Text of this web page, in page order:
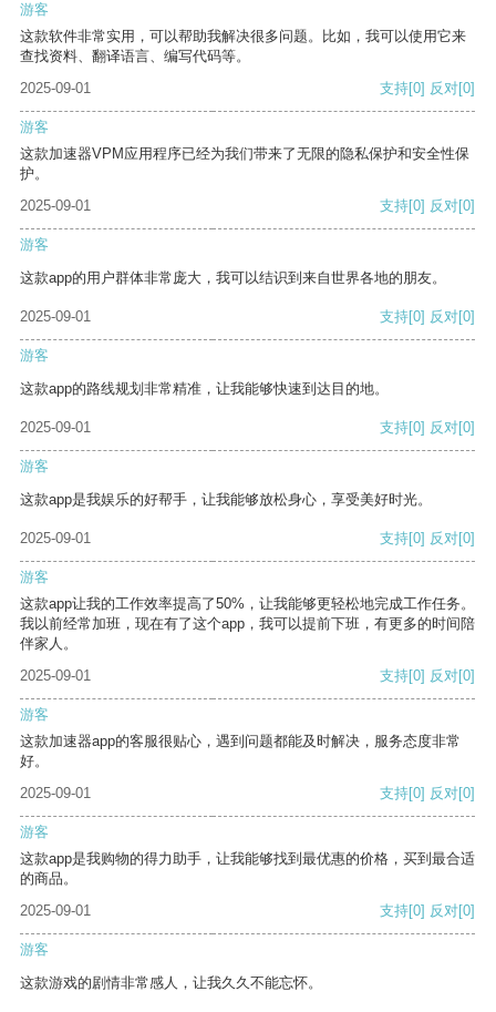
游客
这款软件非常实用，可以帮助我解决很多问题。比如，我可以使用它来
查找资料、翻译语言、编写代码等。
2025-09-01
支持[0] 反对[0]
游客
这款加速器VPM应用程序已经为我们带来了无限的隐私保护和安全性保
护。
2025-09-01
支持[0] 反对[0]
游客
这款app的用户群体非常庞大，我可以结识到来自世界各地的朋友。
2025-09-01 支持[0] 反对[0]
游客
这款app的路线规划非常精准，让我能够快速到达目的地。
2025-09-01 支持[0] 反对[0]
游客
这款app是我娱乐的好帮手，让我能够放松身心，享受美好时光。
2025-09-01 支持[0] 反对[0]
游客
这款app让我的工作效率提高了50%，让我能够更轻松地完成工作任务。
我以前经常加班，现在有了这个app，我可以提前下班，有更多的时间陪
伴家人。
2025-09-01
支持[0] 反对[0]
游客
这款加速器app的客服很贴心，遇到问题都能及时解决，服务态度非常
好。
2025-09-01
支持[0] 反对[0]
游客
这款app是我购物的得力助手，让我能够找到最优惠的价格，买到最合适
的商品。
2025-09-01
支持[0] 反对[0]
游客
这款游戏的剧情非常感人，让我久久不能忘怀。